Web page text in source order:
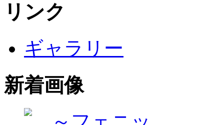
リンク
ギャラリー
新着画像